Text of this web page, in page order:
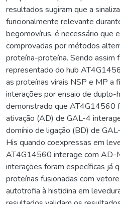
resultados sugiram que a
funcionalmente relevante
begomovírus, é necessário que
comprovadas por métodos
proteína-proteína. Sendo assim
representado do hub
as proteínas virais NSP e MP a
interações por ensaio de duplo-
demonstrado que AT4G14560
ativação (AD) de GAL-4
domínio de ligação (BD) de
His quando coexpressas em
AT4G14560 interage com AD-
interações foram específicas já
proteínas fusionadas com
autotrofia à histidina em